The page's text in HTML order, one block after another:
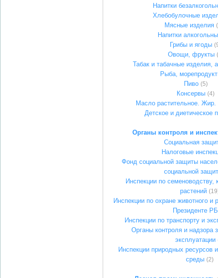
Напитки
Хлебобулочные
Мясные изделия
Напитки
Грибы и ягоды
Овощи, фрукты
Табак и табачные изделия,
Рыба,
Пиво (5)
Консервы (4)
Масло растительное. Жир.
Детское и диетическое
Органы контроля и
Социальная
Налоговые
Фонд социальной защиты
социальной
Инспекции по семеноводству,
растений
Инспекции по охране животного и
Президенте РБ
Инспекции по транспорту и
Органы контроля и надзора
эксплуатации
Инспекции природных ресурсов
среды (2)